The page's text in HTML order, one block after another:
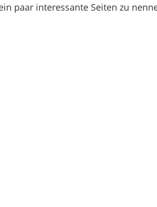
paar interessante Seiten zu